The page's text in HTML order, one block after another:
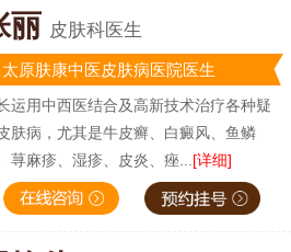
丽 皮肤科医生
太原肤康中医皮肤病医院医生
运用中西医结合及高新技术治疗各种疑
肤病，尤其是牛皮癣、白癜风、鱼鳞
荨麻疹、湿疹、皮炎、痤... [详细]